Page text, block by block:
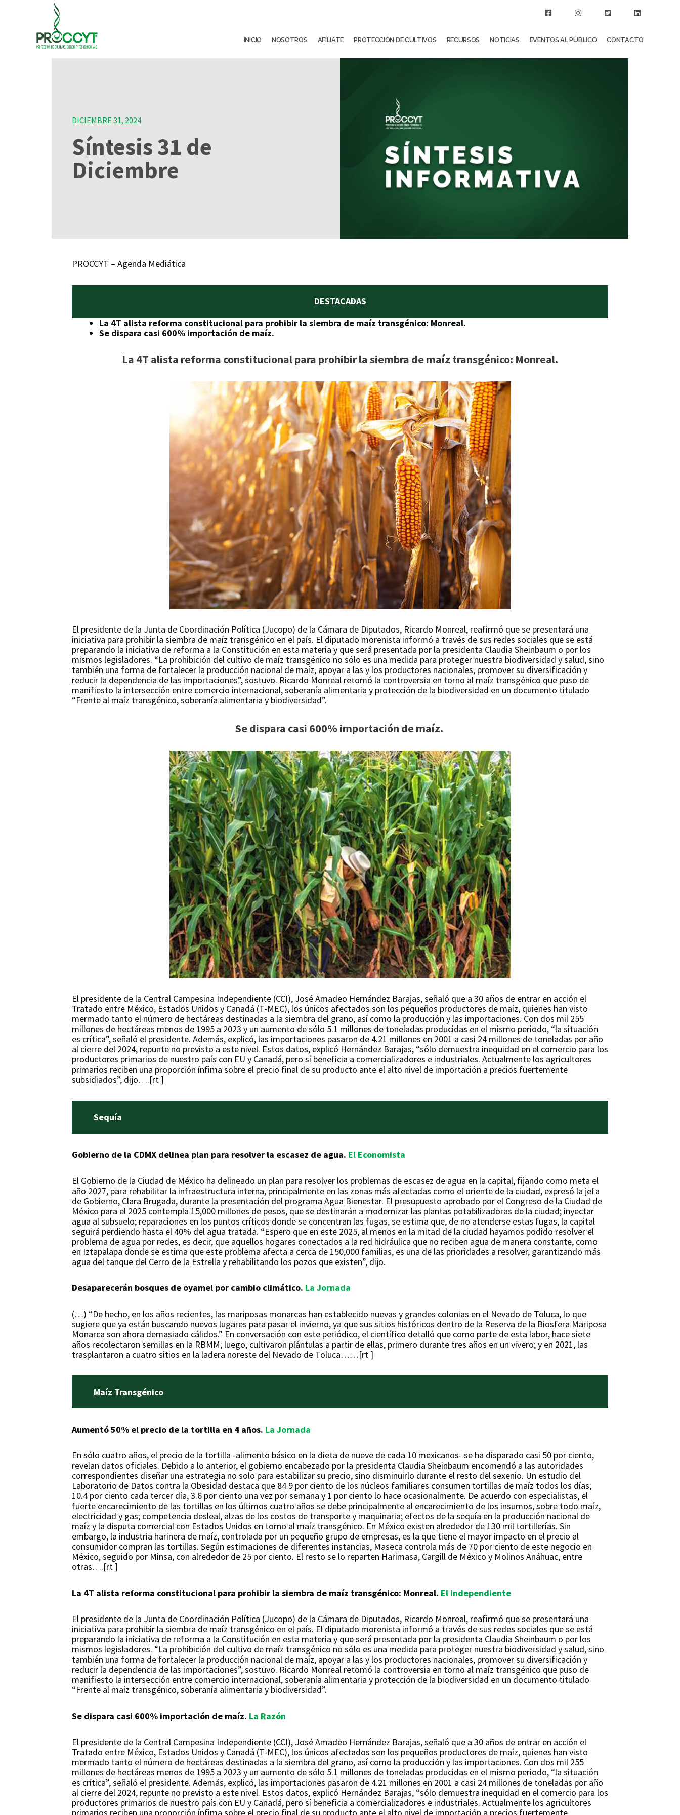
INICIO NOSOTROS AFÍLIATE PROTECCIÓN DE CULTIVOS RECURSOS NOTICIAS EVENTOS AL PÚBLICO CONTACTO
DICIEMBRE 31, 2024
Síntesis 31 de
Diciembre
PROCCYT – Agenda Mediática
DESTACADAS
La 4T alista reforma constitucional para prohibir la siembra de maíz transgénico: Monreal.
Se dispara casi 600% importación de maíz.
La 4T alista reforma constitucional para prohibir la siembra de maíz transgénico: Monreal.
El presidente de la Junta de Coordinación Política (Jucopo) de la Cámara de Diputados, Ricardo Monreal, reafirmó que se presentará una
iniciativa para prohibir la siembra de maíz transgénico en el país. El diputado morenista informó a través de sus redes sociales que se está
preparando la iniciativa de reforma a la Constitución en esta materia y que será presentada por la presidenta Claudia Sheinbaum o por los
mismos legisladores. “La prohibición del cultivo de maíz transgénico no sólo es una medida para proteger nuestra biodiversidad y salud, sino
también una forma de fortalecer la producción nacional de maíz, apoyar a las y los productores nacionales, promover su diversificación y
reducir la dependencia de las importaciones”, sostuvo. Ricardo Monreal retomó la controversia en torno al maíz transgénico que puso de
manifiesto la intersección entre comercio internacional, soberanía alimentaria y protección de la biodiversidad en un documento titulado
“Frente al maíz transgénico, soberanía alimentaria y biodiversidad”.
Se dispara casi 600% importación de maíz.
El presidente de la Central Campesina Independiente (CCI), José Amadeo Hernández Barajas, señaló que a 30 años de entrar en acción el
Tratado entre México, Estados Unidos y Canadá (T-MEC), los únicos afectados son los pequeños productores de maíz, quienes han visto
mermado tanto el número de hectáreas destinadas a la siembra del grano, así como la producción y las importaciones. Con dos mil 255
millones de hectáreas menos de 1995 a 2023 y un aumento de sólo 5.1 millones de toneladas producidas en el mismo periodo, “la situación
es crítica”, señaló el presidente. Además, explicó, las importaciones pasaron de 4.21 millones en 2001 a casi 24 millones de toneladas por año
al cierre del 2024, repunte no previsto a este nivel. Estos datos, explicó Hernández Barajas, “sólo demuestra inequidad en el comercio para los
productores primarios de nuestro país con EU y Canadá, pero sí beneficia a comercializadores e industriales. Actualmente los agricultores
primarios reciben una proporción ínfima sobre el precio final de su producto ante el alto nivel de importación a precios fuertemente
subsidiados”, dijo….[rt ]
Sequía
Gobierno de la CDMX delinea plan para resolver la escasez de agua. El Economista
El Gobierno de la Ciudad de México ha delineado un plan para resolver los problemas de escasez de agua en la capital, fijando como meta el
año 2027, para rehabilitar la infraestructura interna, principalmente en las zonas más afectadas como el oriente de la ciudad, expresó la jefa
de Gobierno, Clara Brugada, durante la presentación del programa Agua Bienestar. El presupuesto aprobado por el Congreso de la Ciudad de
México para el 2025 contempla 15,000 millones de pesos, que se destinarán a modernizar las plantas potabilizadoras de la ciudad; inyectar
agua al subsuelo; reparaciones en los puntos críticos donde se concentran las fugas, se estima que, de no atenderse estas fugas, la capital
seguirá perdiendo hasta el 40% del agua tratada. “Espero que en este 2025, al menos en la mitad de la ciudad hayamos podido resolver el
problema de agua por redes, es decir, que aquellos hogares conectados a la red hidráulica que no reciben agua de manera constante, como
en Iztapalapa donde se estima que este problema afecta a cerca de 150,000 familias, es una de las prioridades a resolver, garantizando más
agua del tanque del Cerro de la Estrella y rehabilitando los pozos que existen”, dijo.
Desaparecerán bosques de oyamel por cambio climático. La Jornada
(…) “De hecho, en los años recientes, las mariposas monarcas han establecido nuevas y grandes colonias en el Nevado de Toluca, lo que
sugiere que ya están buscando nuevos lugares para pasar el invierno, ya que sus sitios históricos dentro de la Reserva de la Biosfera Mariposa
Monarca son ahora demasiado cálidos.” En conversación con este periódico, el científico detalló que como parte de esta labor, hace siete
años recolectaron semillas en la RBMM; luego, cultivaron plántulas a partir de ellas, primero durante tres años en un vivero; y en 2021, las
trasplantaron a cuatro sitios en la ladera noreste del Nevado de Toluca……[rt ]
Maíz Transgénico
Aumentó 50% el precio de la tortilla en 4 años. La Jornada
En sólo cuatro años, el precio de la tortilla -alimento básico en la dieta de nueve de cada 10 mexicanos- se ha disparado casi 50 por ciento,
revelan datos oficiales. Debido a lo anterior, el gobierno encabezado por la presidenta Claudia Sheinbaum encomendó a las autoridades
correspondientes diseñar una estrategia no solo para estabilizar su precio, sino disminuirlo durante el resto del sexenio. Un estudio del
Laboratorio de Datos contra la Obesidad destaca que 84.9 por ciento de los núcleos familiares consumen tortillas de maíz todos los días;
10.4 por ciento cada tercer día, 3.6 por ciento una vez por semana y 1 por ciento lo hace ocasionalmente. De acuerdo con especialistas, el
fuerte encarecimiento de las tortillas en los últimos cuatro años se debe principalmente al encarecimiento de los insumos, sobre todo maíz,
electricidad y gas; competencia desleal, alzas de los costos de transporte y maquinaria; efectos de la sequía en la producción nacional de
maíz y la disputa comercial con Estados Unidos en torno al maíz transgénico. En México existen alrededor de 130 mil tortillerías. Sin
embargo, la industria harinera de maíz, controlada por un pequeño grupo de empresas, es la que tiene el mayor impacto en el precio al
consumidor compran las tortillas. Según estimaciones de diferentes instancias, Maseca controla más de 70 por ciento de este negocio en
México, seguido por Minsa, con alrededor de 25 por ciento. El resto se lo reparten Harimasa, Cargill de México y Molinos Anáhuac, entre
otras….[rt ]
La 4T alista reforma constitucional para prohibir la siembra de maíz transgénico: Monreal. El Independiente
El presidente de la Junta de Coordinación Política (Jucopo) de la Cámara de Diputados, Ricardo Monreal, reafirmó que se presentará una
iniciativa para prohibir la siembra de maíz transgénico en el país. El diputado morenista informó a través de sus redes sociales que se está
preparando la iniciativa de reforma a la Constitución en esta materia y que será presentada por la presidenta Claudia Sheinbaum o por los
mismos legisladores. “La prohibición del cultivo de maíz transgénico no sólo es una medida para proteger nuestra biodiversidad y salud, sino
también una forma de fortalecer la producción nacional de maíz, apoyar a las y los productores nacionales, promover su diversificación y
reducir la dependencia de las importaciones”, sostuvo. Ricardo Monreal retomó la controversia en torno al maíz transgénico que puso de
manifiesto la intersección entre comercio internacional, soberanía alimentaria y protección de la biodiversidad en un documento titulado
“Frente al maíz transgénico, soberanía alimentaria y biodiversidad”.
Se dispara casi 600% importación de maíz. La Razón
El presidente de la Central Campesina Independiente (CCI), José Amadeo Hernández Barajas, señaló que a 30 años de entrar en acción el
Tratado entre México, Estados Unidos y Canadá (T-MEC), los únicos afectados son los pequeños productores de maíz, quienes han visto
mermado tanto el número de hectáreas destinadas a la siembra del grano, así como la producción y las importaciones. Con dos mil 255
millones de hectáreas menos de 1995 a 2023 y un aumento de sólo 5.1 millones de toneladas producidas en el mismo periodo, “la situación
es crítica”, señaló el presidente. Además, explicó, las importaciones pasaron de 4.21 millones en 2001 a casi 24 millones de toneladas por año
al cierre del 2024, repunte no previsto a este nivel. Estos datos, explicó Hernández Barajas, “sólo demuestra inequidad en el comercio para los
productores primarios de nuestro país con EU y Canadá, pero sí beneficia a comercializadores e industriales. Actualmente los agricultores